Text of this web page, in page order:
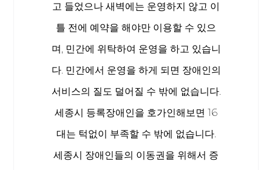
고 들었으나 새벽에는 운영하지 않고 이
틀 전에 예약을 해야만 이용할 수 있으
며, 민간에 위탁하여 운영을 하고 있습니
다. 민간에서 운영을 하게 되면 장애인의
서비스의 질도 덜어질 수 밖에 없습니다.
세종시 등록장애인을 호가인해보면 16
대는 턱없이 부족할 수 밖에 없습니다.
세종시 장애인들의 이동권을 위해서 증